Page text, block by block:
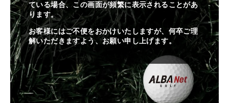
ている場合、この画面が頻繁に表示されることがあ
ります。
お客様にはご不便をおかけいたしますが、何卒ご理
解いただきますよう、お願い申し上げます。